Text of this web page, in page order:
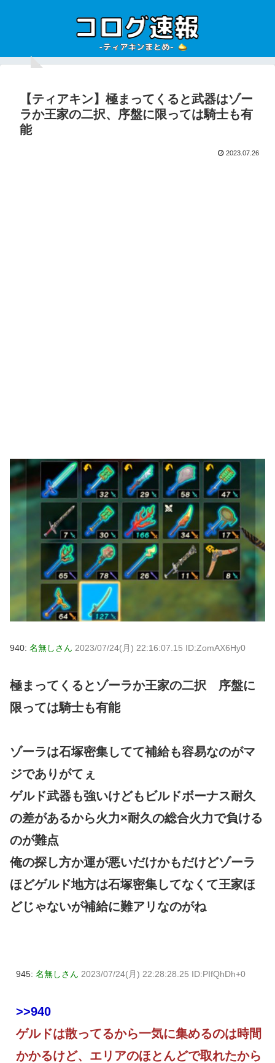
【ティアキン】極まってくると武器はゾー
ラか王家の二択、序盤に限っては騎士も有
能
2023.07.26
940: 名無しさん 2023/07/24(月) 22:16:07.15 ID:ZomAX6Hy0
極まってくるとゾーラか王家の二択 序盤に
限っては騎士も有能
ゾーラは石塚密集してて補給も容易なのがマ
ジでありがてぇ
ゲルド武器も強いけどもビルドボーナス耐久
の差があるから火力×耐久の総合火力で負ける
のが難点
俺の探し方か運が悪いだけかもだけどゾーラ
ほどゲルド地方は石塚密集してなくて王家ほ
どじゃないが補給に難アリなのがね
945: 名無しさん 2023/07/24(月) 22:28:28.25 ID:PIfQhDh+0
>>940
ゲルドは散ってるから一気に集めるのは時間
かかるけど、エリアのほとんどで取れたから